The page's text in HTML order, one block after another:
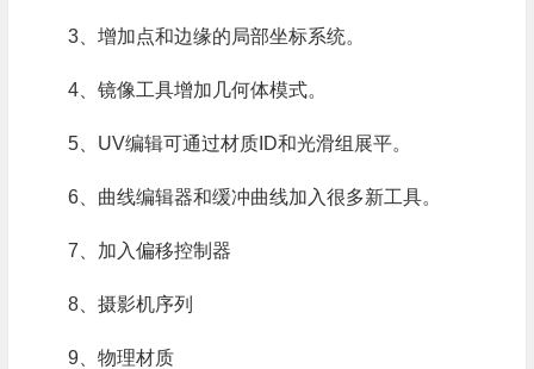
3、增加点和边缘的局部坐标系统。
4、镜像工具增加几何体模式。
5、UV编辑可通过材质ID和光滑组展平。
6、曲线编辑器和缓冲曲线加入很多新工具。
7、加入偏移控制器
8、摄影机序列
9、物理材质